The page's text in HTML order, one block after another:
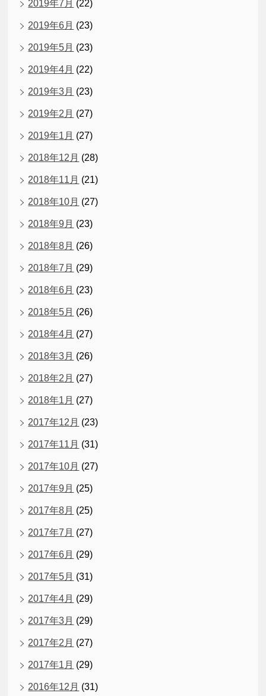
2019年7月 (22)
2019年6月 (23)
2019年5月 (23)
2019年4月 (22)
2019年3月 (23)
2019年2月 (27)
2019年1月 (27)
2018年12月 (28)
2018年11月 (21)
2018年10月 (27)
2018年9月 (23)
2018年8月 (26)
2018年7月 (29)
2018年6月 (23)
2018年5月 (26)
2018年4月 (27)
2018年3月 (26)
2018年2月 (27)
2018年1月 (27)
2017年12月 (23)
2017年11月 (31)
2017年10月 (27)
2017年9月 (25)
2017年8月 (25)
2017年7月 (27)
2017年6月 (29)
2017年5月 (31)
2017年4月 (29)
2017年3月 (29)
2017年2月 (27)
2017年1月 (29)
2016年12月 (31)